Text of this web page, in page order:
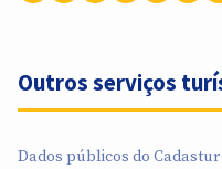
Outros serviços
Dados públicos do